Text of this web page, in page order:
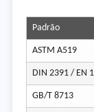
Padrão
ASTM A519
DIN 2391 / EN
GB/T 8713